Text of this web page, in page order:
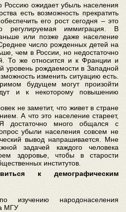
Россию ожидает убыль населения
есть возможность прекратить
его рост сегодня – это
регулируемая иммиграция. В
или позже даже население
число рожденных детей на
чем в России, но недостаточно
То же относится и к Франции и
уровень рождаемости в Западной
изменить ситуацию есть.
будущем могут произойти
и к некоторому повышению
не заметит, что живет в стране
А что это население стареет,
достаточно много общался с
убыли населения совсем не
вывод напрашивается. Мне
задачей каждого человека
здоровье, чтобы в старости
институтов.
к демографическим
изучению народонаселения
МГУ